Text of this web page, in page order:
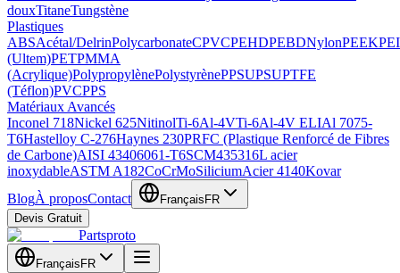
douxTitaneTungstène
Plastiques
ABSAcétal/DelrinPolycarbonateCPVCPEHDPEBDNylonPEEKPEI
(Ultem)PETPMMA
(Acrylique)PolypropylènePolystyrènePPSUPSUPTFE
(Téflon)PVCPPS
Matériaux Avancés
Inconel 718Nickel 625NitinolTi-6Al-4VTi-6Al-4V ELIAl 7075-
T6Hastelloy C-276Haynes 230PRFC (Plastique Renforcé de Fibres
de Carbone)AISI 43406061-T6SCM435316L acier
inoxydableASTM A182CoCrMoSiliciumAcier 4140Kovar
BlogÀ proposContact Français FR
Devis Gratuit
Partsproto
Français FR